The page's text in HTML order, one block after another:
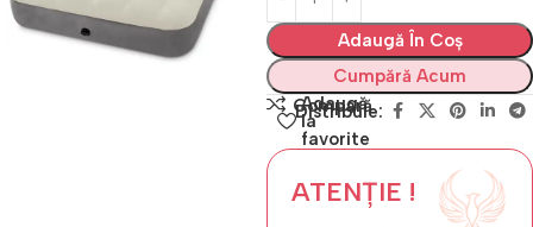
Adaugă În Coș
Cumpără Acum
Compară
Adaugă
la
favorite
Distribuie:
ATENȚIE !